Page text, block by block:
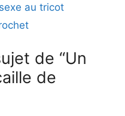
au tricot
de “Un
de